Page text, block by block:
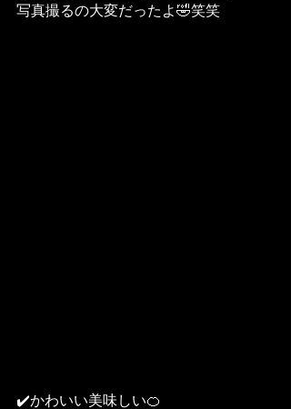
写真撮るの大変だったよ🤣笑笑
✔️かわいい美味しい🍊